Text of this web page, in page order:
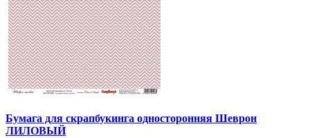
Бумага для скрапбукинга односторонняя Шеврон
ЛИЛОВЫЙ